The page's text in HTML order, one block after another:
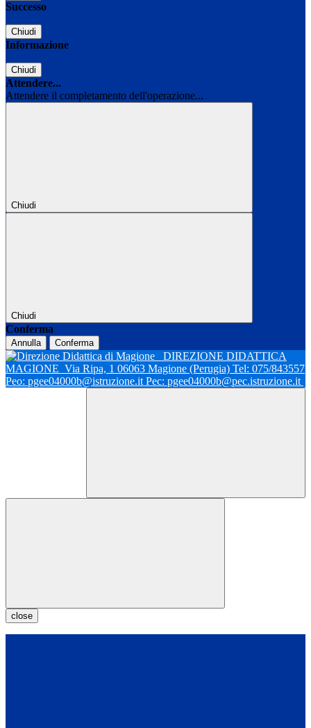
Successo
Chiudi
Informazione
Chiudi
Attendere...
Attendere il completamento dell'operazione...
Chiudi
Chiudi
Conferma
Annulla Conferma
DIREZIONE DIDATTICA
MAGIONE Via Ripa, 1 06063 Magione (Perugia) Tel: 075/843557
Peo: pgee04000b@istruzione.it Pec: pgee04000b@pec.istruzione.it
close